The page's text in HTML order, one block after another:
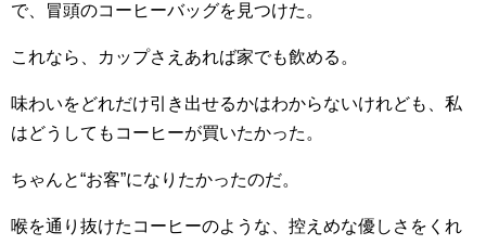
で、冒頭のコーヒーバッグを見つけた。
これなら、カップさえあれば家でも飲める。
味わいをどれだけ引き出せるかはわからないけれども、私
はどうしてもコーヒーが買いたかった。
ちゃんと“お客”になりたかったのだ。
喉を通り抜けたコーヒーのような、控えめな優しさをくれ